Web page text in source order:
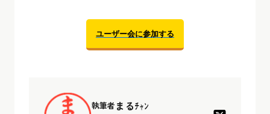
ユーザー会に参加する
執筆者 まるﾁｬﾝ